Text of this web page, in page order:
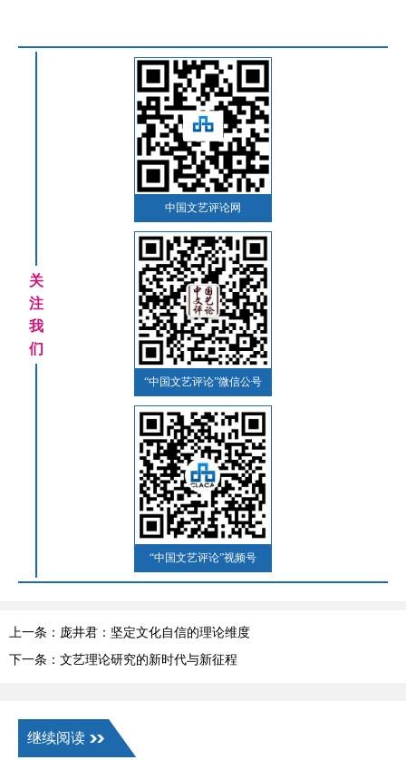
关
注
我
们
中国文艺评论网
“中国文艺评论”微信公号
“中国文艺评论”视频号
上一条：庞井君：坚定文化自信的理论维度
下一条：文艺理论研究的新时代与新征程
继续阅读